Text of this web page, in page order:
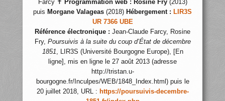
Farcy ✝ Programmation web : Rosine Fry(2013)
puis Morgane Valageas (2018) Hébergement : LIR3S
UR 7366 UBE
Référence électronique : Jean-Claude Farcy, Rosine
Fry, Poursuivis à la suite du coup d’État de décembre
1851, LIR3S (Université Bourgogne Europe), [En
ligne], mis en ligne le 27 août 2013 (adresse
http://tristan.u-
bourgogne.fr/Inculpes/WEB/1848_Index.html) puis le
20 juillet 2018, URL : https://poursuivis-decembre-